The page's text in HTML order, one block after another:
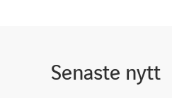
Senaste nytt